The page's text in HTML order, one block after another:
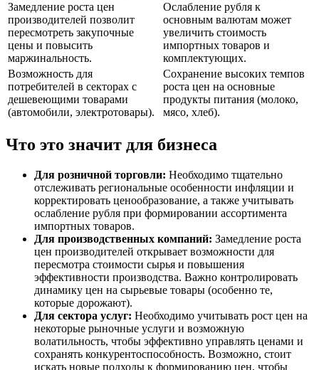
Замедление роста цен
производителей позволит
пересмотреть закупочные
цены и повысить
маржинальность.
Ослабление рубля к
основным валютам может
увеличить стоимость
импортных товаров и
комплектующих.
Возможность для
потребителей в секторах с
дешевеющими товарами
(автомобили, электротовары).
Сохранение высоких темпов
роста цен на основные
продукты питания (молоко,
мясо, хлеб).
Что это значит для бизнеса
Для розничной торговли: Необходимо тщательно
отслеживать региональные особенности инфляции и
корректировать ценообразование, а также учитывать
ослабление рубля при формировании ассортимента
импортных товаров.
Для производственных компаний: Замедление роста
цен производителей открывает возможности для
пересмотра стоимости сырья и повышения
эффективности производства. Важно контролировать
динамику цен на сырьевые товары (особенно те,
которые дорожают).
Для сектора услуг: Необходимо учитывать рост цен на
некоторые рыночные услуги и возможную
волатильность, чтобы эффективно управлять ценами и
сохранять конкурентоспособность. Возможно, стоит
искать новые подходы к формированию цен, чтобы